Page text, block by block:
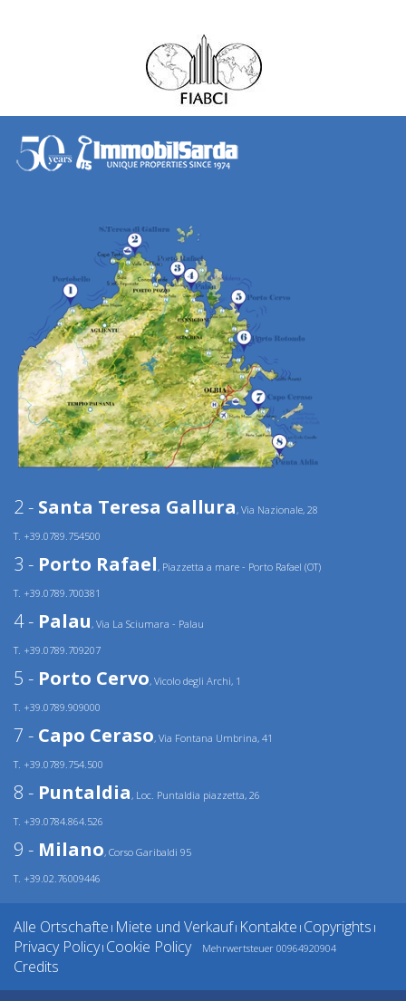
2 - Santa Teresa Gallura, Via Nazionale, 28
T. +39.0789.754500
3 - Porto Rafael, Piazzetta a mare - Porto Rafael (OT)
T. +39.0789.700381
4 - Palau, Via La Sciumara - Palau
T. +39.0789.709207
5 - Porto Cervo, Vicolo degli Archi, 1
T. +39.0789.909000
7 - Capo Ceraso, Via Fontana Umbrina, 41
T. +39.0789.754.500
8 - Puntaldia, Loc. Puntaldia piazzetta, 26
T. +39.0784.864.526
9 - Milano, Corso Garibaldi 95
T. +39.02.76009446
Alle Ortschafte | Miete und Verkauf | Kontakte | Copyrights |
Privacy Policy| Cookie Policy Mehrwertsteuer 00964920904
Credits